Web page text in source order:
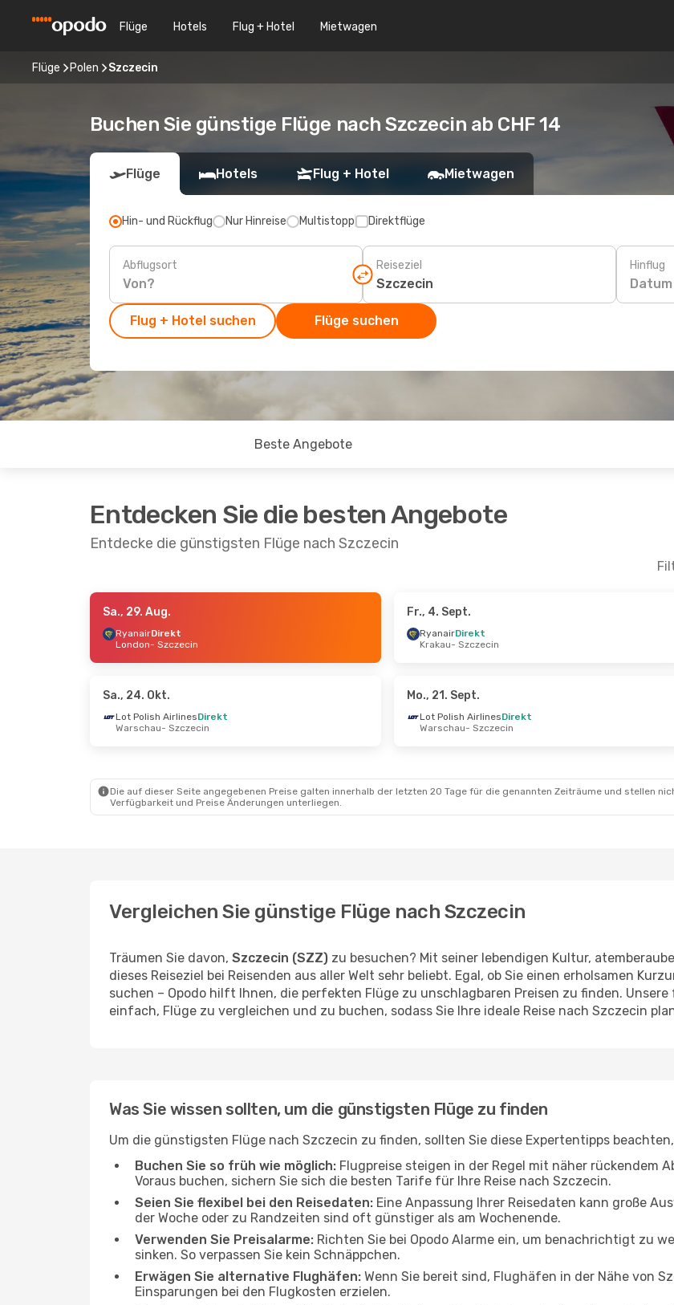
Flüge Hotels Flug + Hotel Mietwagen
Flüge Polen Szczecin
Buchen Sie günstige Flüge nach Szczecin ab CHF 14
Flüge Hotels Flug + Hotel Mietwagen
Hin- und Rückflug Nur Hinreise Multistopp Direktflüge
Abflugsort Reiseziel Hinflug
Datum
Flug + Hotel suchen Flüge suchen
Beste Angebote
Entdecken Sie die besten Angebote
Entdecke die günstigsten Flüge nach Szczecin
- Mi., 23. Sept.
1 Zwischenstopp
1 Zwischenstopp
- Mailand
- Mi., 2. Sept.
1 Zwischenstopp
1 Zwischenstopp
1 Zwischenstopp
1 Zwischenstopp
Genf- Szczecin
Lot Polish Airlines
Sa., 29. Aug.
RyanairDirekt
London- Szczecin
Fr., 4. Sept.
RyanairDirekt
Krakau- Szczecin
Sa., 24. Okt.
Lot Polish AirlinesDirekt
Warschau- Szczecin
Mo., 21. Sept.
Lot Polish AirlinesDirekt
Warschau- Szczecin
Die auf dieser Seite angegebenen Preise galten innerhalb der letzten 20 Tage für die genannten Zeiträume und stellen
Verfügbarkeit und Preise Änderungen unterliegen.
Vergleichen Sie günstige Flüge nach Szczecin
Träumen Sie davon, Szczecin (SZZ) zu besuchen? Mit seiner lebendigen Kultur,
dieses Reiseziel bei Reisenden aus aller Welt sehr beliebt. Egal, ob Sie einen erholsamen
suchen – Opodo hilft Ihnen, die perfekten Flüge zu unschlagbaren Preisen zu finden.
einfach, Flüge zu vergleichen und zu buchen, sodass Sie Ihre ideale Reise nach Szczecin
Was Sie wissen sollten, um die günstigsten Flüge zu finden
Um die günstigsten Flüge nach Szczecin zu finden, sollten Sie diese Expertentipps
Buchen Sie so früh wie möglich: Flugpreise steigen in der Regel mit näher rückendem
Voraus buchen, sichern Sie sich die besten Tarife für Ihre Reise nach Szczecin.
Seien Sie flexibel bei den Reisedaten: Eine Anpassung Ihrer Reisedaten kann große
der Woche oder zu Randzeiten sind oft günstiger als am Wochenende.
Verwenden Sie Preisalarme: Richten Sie bei Opodo Alarme ein, um benachrichtigt zu
sinken. So verpassen Sie kein Schnäppchen.
Erwägen Sie alternative Flughäfen: Wenn Sie bereit sind, Flughäfen in der Nähe von
Einsparungen bei den Flugkosten erzielen.